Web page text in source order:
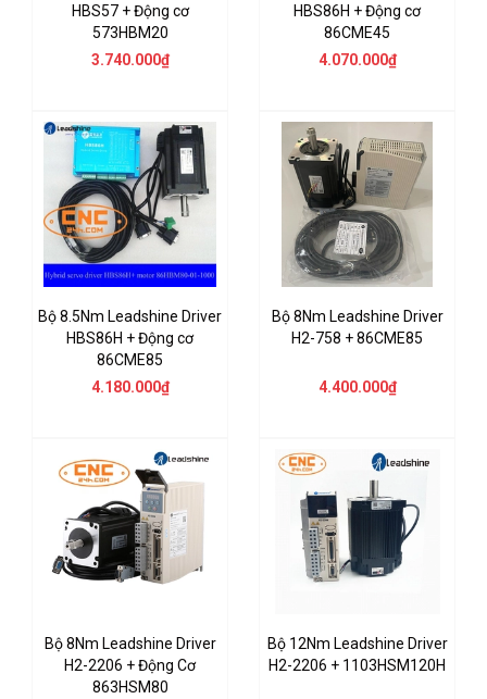
HBS57 + Động cơ
573HBM20
3.740.000₫
HBS86H + Động cơ
86CME45
4.070.000₫
Bộ 8.5Nm Leadshine Driver
HBS86H + Động cơ
86CME85
4.180.000₫
Bộ 8Nm Leadshine Driver
H2-758 + 86CME85
4.400.000₫
Bộ 8Nm Leadshine Driver
H2-2206 + Động Cơ
863HSM80
Bộ 12Nm Leadshine Driver
H2-2206 + 1103HSM120H